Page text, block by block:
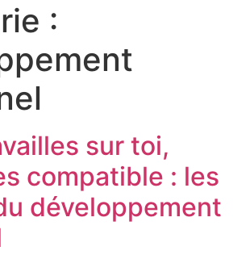
:
sur toi,
compatible : les
développement